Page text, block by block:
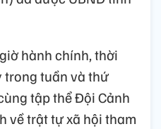
hành chính, thời
trong tuần và thứ
tập thể Đội Cảnh
về trật tự xã hội tham